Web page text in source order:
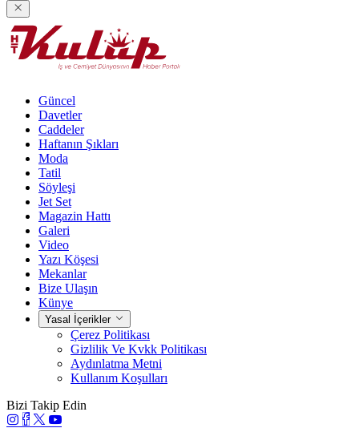
Güncel
Davetler
Caddeler
Haftanın Şıkları
Moda
Tatil
Söyleşi
Jet Set
Magazin Hattı
Galeri
Video
Yazı Köşesi
Mekanlar
Bize Ulaşın
Künye
Yasal İçerikler
Çerez Politikası
Gizlilik Ve Kvkk Politikası
Aydınlatma Metni
Kullanım Koşulları
Bizi Takip Edin